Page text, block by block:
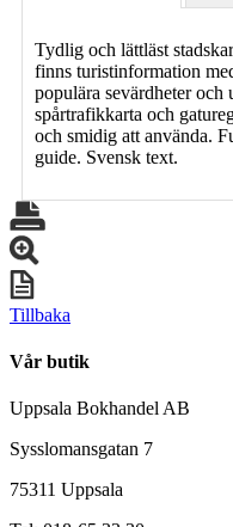
Tydlig och lättläst
finns turistinformation
populära sevärdheter
spårtrafikkarta och
och smidig att använda.
guide. Svensk text.
Tillbaka
Vår butik
Uppsala Bokhandel AB
Sysslomansgatan 7
75311 Uppsala